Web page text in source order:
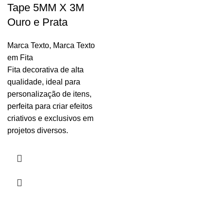
Tape 5MM X 3M
Ouro e Prata
Marca Texto, Marca Texto
em Fita
Fita decorativa de alta
qualidade, ideal para
personalização de itens,
perfeita para criar efeitos
criativos e exclusivos em
projetos diversos.